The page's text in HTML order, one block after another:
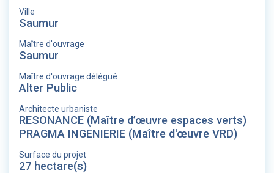
Ville
Saumur
Maître d'ouvrage
Saumur
Maître d'ouvrage délégué
Alter Public
Architecte urbaniste
RESONANCE (Maître d’œuvre espaces verts)
PRAGMA INGENIERIE (Maître d'œuvre VRD)
Surface du projet
27 hectare(s)